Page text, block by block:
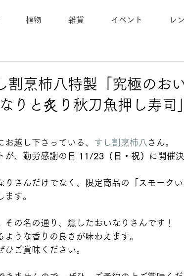
植物 雑貨 イベント レ
烹柿八特製「究極のお
りと炙り秋刀魚押し寿司
越し下さっている、 すし割烹柿八 さん。
が、勤労感謝の日
11/23（日・祝） に開催
りさんだけでなく、限定商品の「スモーク
す。
その名の通り、燻したおいなりさんです！
うな香りの良さが味わえます。
ご賞味ください。